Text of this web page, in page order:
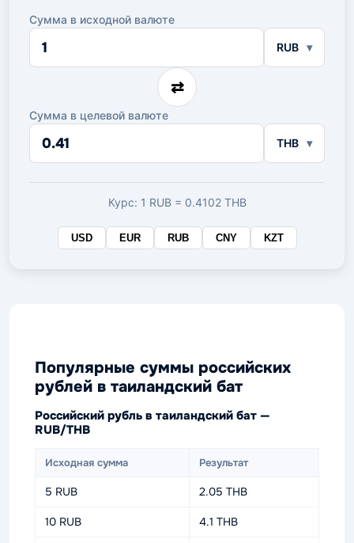
Сумма в исходной валюте
Сумма
исходной
RUB
⇄
Сумма в целевой валюте
Сумма
целевой
валюте
THB
Курс: 1 RUB = 0.4102 THB
USD EUR RUB CNY KZT
Популярные суммы российских
рублей в таиландский бат
Российский рубль в таиландский бат —
RUB/THB
Исходная сумма Результат
5 RUB 2.05 THB
10 RUB 4.1 THB